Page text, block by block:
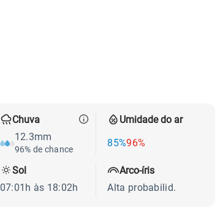
Chuva
12.3mm
96% de chance
Umidade do ar
85%96%
Sol
07:01h às 18:02h
Arco-íris
Alta probabilid.